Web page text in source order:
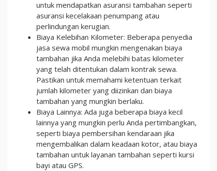
untuk mendapatkan asuransi tambahan seperti
asuransi kecelakaan penumpang atau
perlindungan kerugian.
Biaya Kelebihan Kilometer: Beberapa penyedia
jasa sewa mobil mungkin mengenakan biaya
tambahan jika Anda melebihi batas kilometer
yang telah ditentukan dalam kontrak sewa.
Pastikan untuk memahami ketentuan terkait
jumlah kilometer yang diizinkan dan biaya
tambahan yang mungkin berlaku.
Biaya Lainnya: Ada juga beberapa biaya kecil
lainnya yang mungkin perlu Anda pertimbangkan,
seperti biaya pembersihan kendaraan jika
mengembalikan dalam keadaan kotor, atau biaya
tambahan untuk layanan tambahan seperti kursi
bayi atau GPS.